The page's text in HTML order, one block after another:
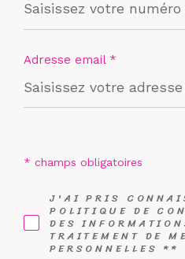
Adresse email *
* champs obligatoires
J'AI PRIS
POLITIQUE DE
DES
TRAITEMENT DE
PERSONNELLES **